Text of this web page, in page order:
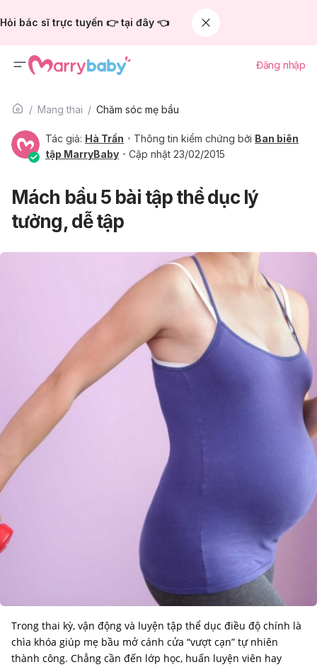
Hỏi bác sĩ trực tuyến 👉 tại đây 👈
Đăng nhập
Mang thai Chăm sóc mẹ bầu
Tác giả: Hà Trần Thông tin kiểm chứng bởi Ban biên
tập MarryBaby
Cập nhật 23/02/2015
Mách bầu 5 bài tập thể dục lý
tưởng, dễ tập
Trong thai kỳ, vận động và luyện tập thể dục điều độ chính là
chìa khóa giúp mẹ bầu mở cánh cửa “vượt cạn” tự nhiên
thành công. Chẳng cần đến lớp học, huấn luyện viên hay